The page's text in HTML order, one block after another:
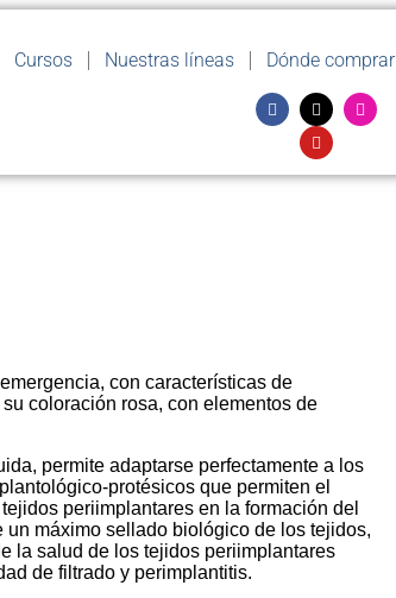
Cursos Nuestras líneas Dónde comprar
con características de
coloración rosa, con elementos de
permite adaptarse perfectamente a los
protésicos que permiten el
periimplantares en la formación del
un máximo sellado biológico de los tejidos,
la salud de los tejidos periimplantares
de filtrado y perimplantitis.